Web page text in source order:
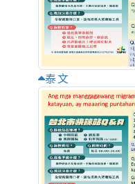
泰文